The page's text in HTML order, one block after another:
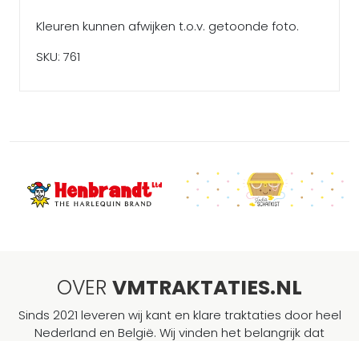
Kleuren kunnen afwijken t.o.v. getoonde foto.
SKU: 761
OVER VMTRAKTATIES.NL
Sinds 2021 leveren wij kant en klare traktaties door heel
Nederland en België. Wij vinden het belangrijk dat